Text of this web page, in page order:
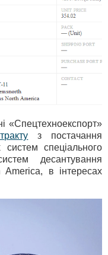
«Спецтехноекспорт»
з постачання
систем спеціального
десантування
в інтересах